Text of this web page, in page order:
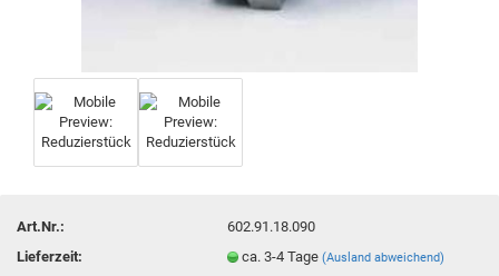
Art.Nr.:
602.91.18.090
Lieferzeit:
ca. 3-4 Tage(Ausland abweichend)